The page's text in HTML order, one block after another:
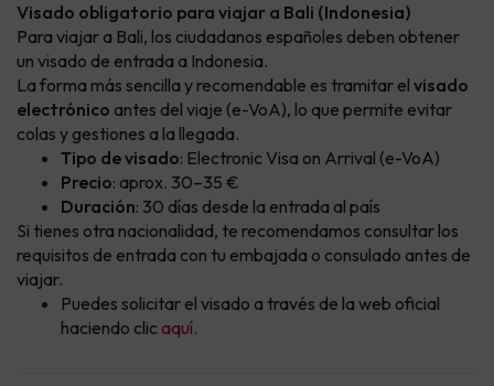
Visado obligatorio para viajar a Bali (Indonesia)
Para viajar a Bali, los ciudadanos españoles deben obtener
un visado de entrada a Indonesia.
La forma más sencilla y recomendable es tramitar el visado
electrónico antes del viaje (e-VoA), lo que permite evitar
colas y gestiones a la llegada.
Tipo de visado: Electronic Visa on Arrival (e-VoA)
Precio: aprox. 30–35 €
Duración: 30 días desde la entrada al país
Si tienes otra nacionalidad, te recomendamos consultar los
requisitos de entrada con tu embajada o consulado antes de
viajar.
Puedes solicitar el visado a través de la web oficial
haciendo clic aquí.